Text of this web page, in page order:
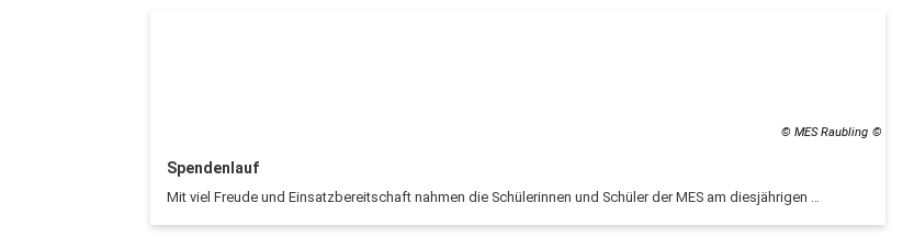
© MES Raubling
Spendenlauf
Mit viel Freude und Einsatzbereitschaft nahmen die Schülerinnen und Schüler der MES am diesjährigen …